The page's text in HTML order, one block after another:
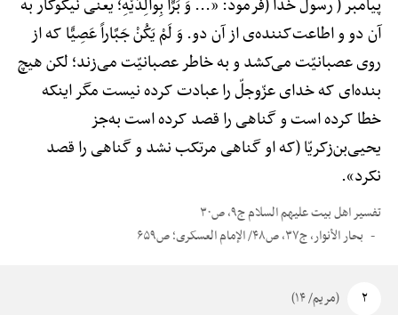
پیامبر ( رسول خدا (فرمود: «... وَ بَرًّا بِوالِدَیْهِ؛ یعنی نیکوکار به
آن دو و اطاعت‌کننده‌ی از آن دو. وَ لَمْ یَکُنْ جَبَّاراً عَصِیًّا که از
روی عصبانیّت می‌کشد و به خاطر عصبانیّت می‌زند؛ لکن هیچ
بنده‌ای که خدای عزّوجلّ را عبادت کرده نیست مگر اینکه
خطا کرده است و گناهی را قصد کرده است به‌جز
یحیی‌بن‌زکریّا (که او گناهی مرتکب نشد و گناهی را قصد
نکرد».
تفسیر اهل بیت علیهم السلام ج۹، ص۳۰
بحار الأنوار، ج۳۷، ص۴۸/ الإمام العسکری؛ ص۶۵۹
۲ (مریم/ ۱۴)